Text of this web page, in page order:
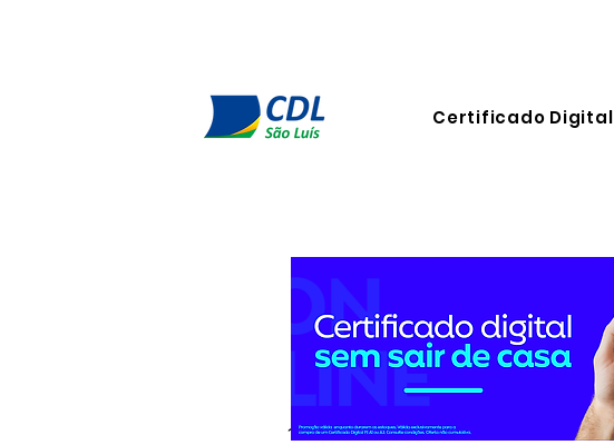
Certificado Digital
17 de set. de 2025 1 min de leitura